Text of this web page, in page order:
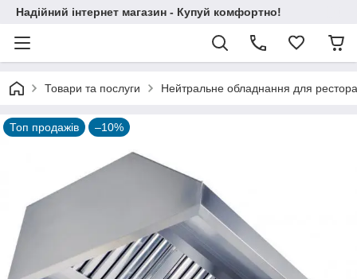
Надійний інтернет магазин - Купуй комфортно!
Товари та послуги Нейтральне обладнання для
Топ продажів –10%